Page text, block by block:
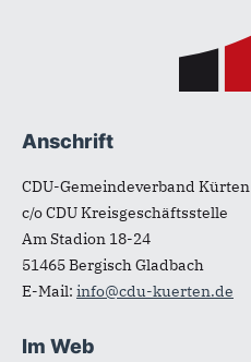
Anschrift
CDU-Gemeindeverband Kürten
c/o CDU Kreisgeschäftsstelle
Am Stadion 18-24
51465Bergisch Gladbach
E-Mail: info@cdu-kuerten.de
Im Web